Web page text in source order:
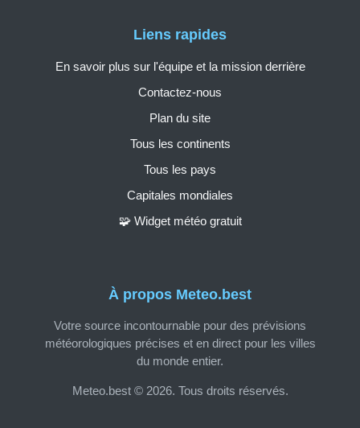
À propos Meteo.best
Votre source incontournable pour des prévisions
météorologiques précises et en direct pour les villes
du monde entier.
Meteo.best © 2026. Tous droits réservés.
Liens rapides
En savoir plus sur l'équipe et la mission derrière
Contactez-nous
Plan du site
Tous les continents
Tous les pays
Capitales mondiales
🧩 Widget météo gratuit